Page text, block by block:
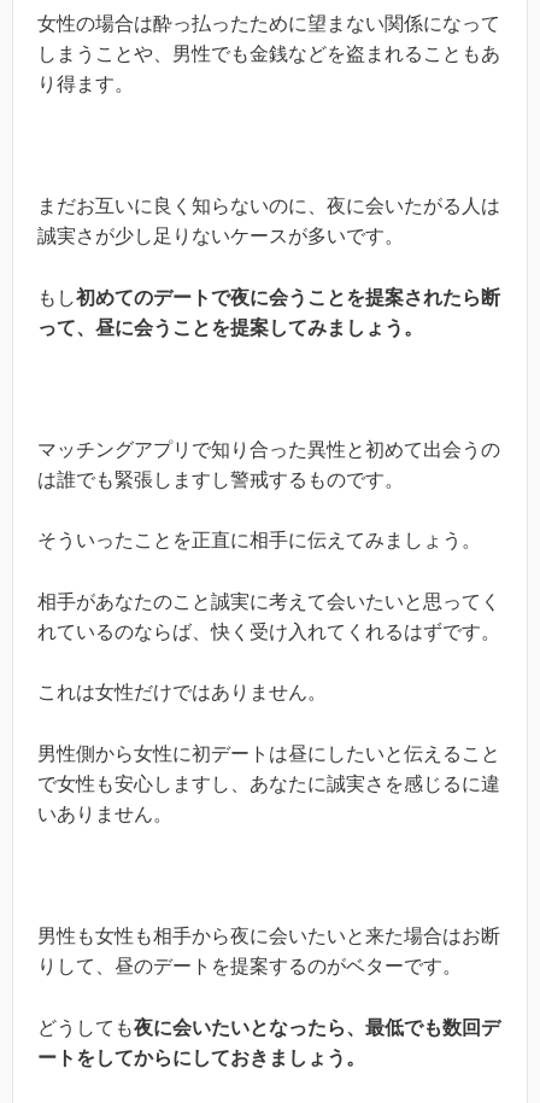
女性の場合は酔っ払ったために望まない関係になって
しまうことや、男性でも金銭などを盗まれることもあ
り得ます。
まだお互いに良く知らないのに、夜に会いたがる人は
誠実さが少し足りないケースが多いです。
もし初めてのデートで夜に会うことを提案されたら断
って、昼に会うことを提案してみましょう。
マッチングアプリで知り合った異性と初めて出会うの
は誰でも緊張しますし警戒するものです。
そういったことを正直に相手に伝えてみましょう。
相手があなたのこと誠実に考えて会いたいと思ってく
れているのならば、快く受け入れてくれるはずです。
これは女性だけではありません。
男性側から女性に初デートは昼にしたいと伝えること
で女性も安心しますし、あなたに誠実さを感じるに違
いありません。
男性も女性も相手から夜に会いたいと来た場合はお断
りして、昼のデートを提案するのがベターです。
どうしても夜に会いたいとなったら、最低でも数回デ
ートをしてからにしておきましょう。